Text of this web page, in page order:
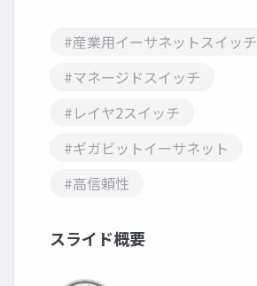
#産業用イーサネットスイッチ
#マネージドスイッチ
#レイヤ2スイッチ
#ギガビットイーサネット
#高信頼性
スライド概要